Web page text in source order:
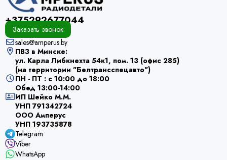
+375292677044
Заказать звонок
sales@amperus.by
ПВЗ в Минске:
ул. Карла Либкнехта 54к1, пом. 13 (офис 285)
(на территории "Белтрансспецавто")
ПН - ПТ : с 10:00 до 18:00
Обед 13:00-14:00
ИП Шейко М.М.
УНП 791342724
ООО Амперус
УНП 193735878
Telegram
Viber
WhatsApp